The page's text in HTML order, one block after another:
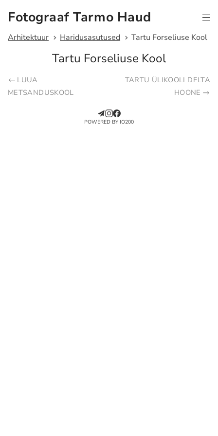
Fotograaf Tarmo Haud
Arhitektuur Haridusasutused Tartu Forseliuse Kool
Tartu Forseliuse Kool
LUUA
METSANDUSKOOL
TARTU ÜLIKOOLI DELTA
HOONE
POWERED BY IO200